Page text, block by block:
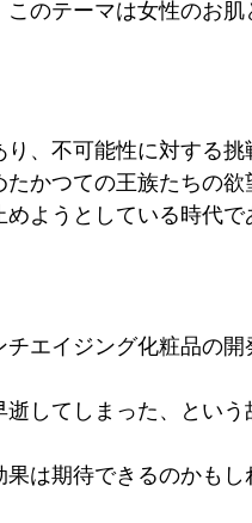
のテーマは女性のお
、不可能性に対する挑
かつての王族たちの欲
ようとしている時代
エイジング化粧品の
してしまった、とい
は期待できるのかも